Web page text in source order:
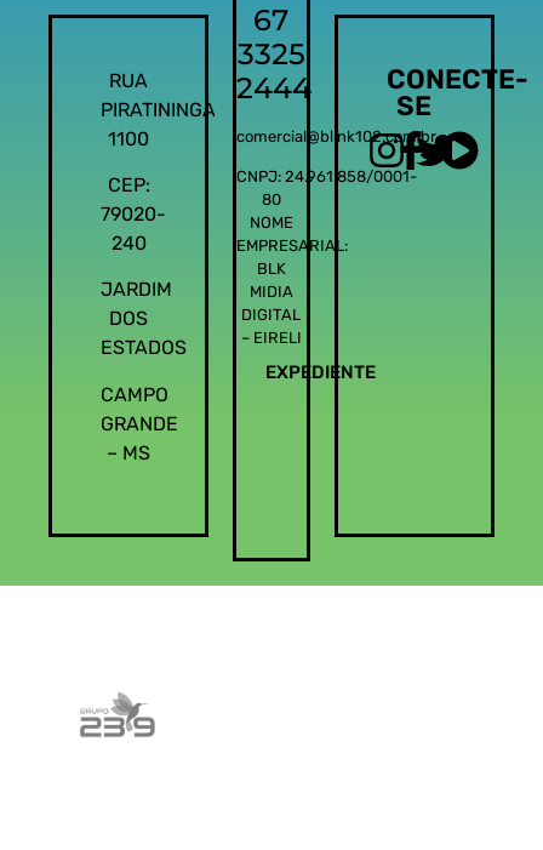
RUA
PIRATININGA
1100
CEP:
79020-
240
JARDIM
DOS
ESTADOS
CAMPO
GRANDE
– MS
67
3325
2444
comercial@blink102.com.br
CNPJ: 24.961.858/0001-
80
NOME
EMPRESARIAL:
BLK
MIDIA
DIGITAL
– EIRELI
EXPEDIENTE
CONECTE-
SE